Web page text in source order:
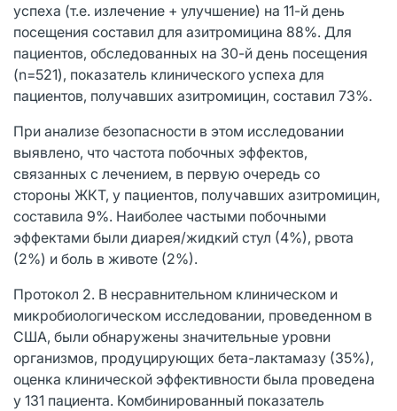
успеха (т.е. излечение + улучшение) на 11-й день
посещения составил для азитромицина 88%. Для
пациентов, обследованных на 30-й день посещения
(n=521), показатель клинического успеха для
пациентов, получавших азитромицин, составил 73%.
При анализе безопасности в этом исследовании
выявлено, что частота побочных эффектов,
связанных с лечением, в первую очередь со
стороны ЖКТ, у пациентов, получавших азитромицин,
составила 9%. Наиболее частыми побочными
эффектами были диарея/жидкий стул (4%), рвота
(2%) и боль в животе (2%).
Протокол 2. В несравнительном клиническом и
микробиологическом исследовании, проведенном в
США, были обнаружены значительные уровни
организмов, продуцирующих бета-лактамазу (35%),
оценка клинической эффективности была проведена
у 131 пациента. Комбинированный показатель